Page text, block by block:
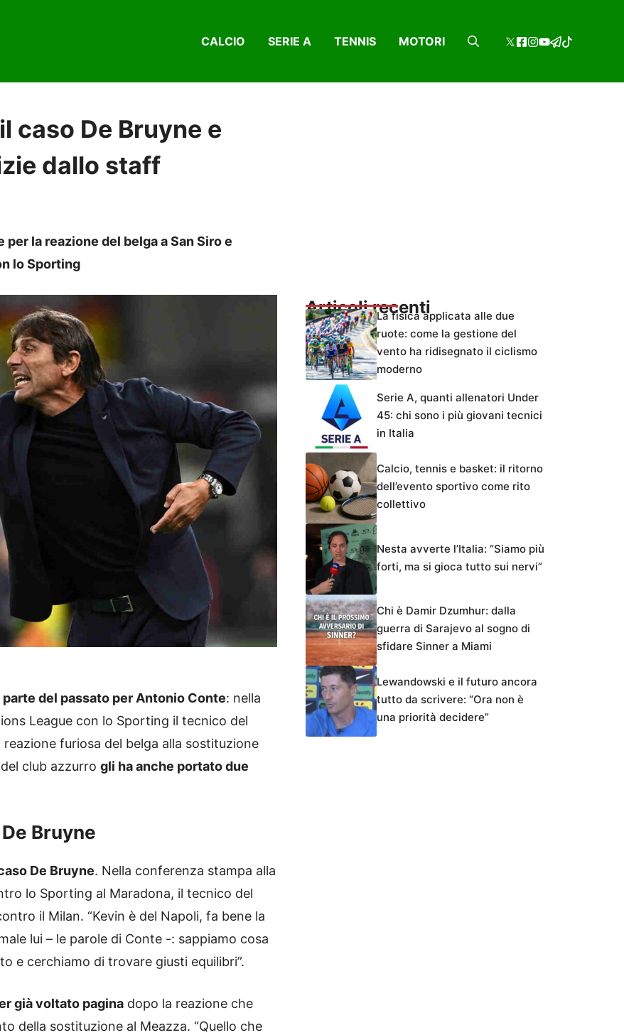
CALCIO SERIE A TENNIS MOTORI
caso De Bruyne e
dallo staff
la reazione del belga a San Siro e
lo Sporting
parte del passato per Antonio Conte: nella
League con lo Sporting il tecnico del
furiosa del belga alla sostituzione
club azzurro gli ha anche portato due
Bruyne
De Bruyne. Nella conferenza stampa alla
lo Sporting al Maradona, il tecnico del
il Milan. “Kevin è del Napoli, fa bene la
lui – le parole di Conte -: sappiamo cosa
e cerchiamo di trovare giusti equilibri”.
già voltato pagina dopo la reazione che
della sostituzione al Meazza. “Quello che
Articoli recentiLa fisica applicata alle due
ruote: come la gestione del
vento ha ridisegnato il ciclismo
moderno
Serie A, quanti allenatori Under
45: chi sono i più giovani tecnici
in Italia
Calcio, tennis e basket: il ritorno
dell’evento sportivo come rito
collettivo
Nesta avverte l’Italia: “Siamo più
forti, ma si gioca tutto sui nervi”
Chi è Damir Dzumhur: dalla
guerra di Sarajevo al sogno di
sfidare Sinner a Miami
Lewandowski e il futuro ancora
tutto da scrivere: “Ora non è
una priorità decidere”